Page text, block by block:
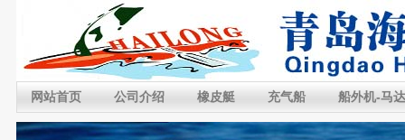
网站首页 公司介绍 橡皮艇 充气船 船外机-马达